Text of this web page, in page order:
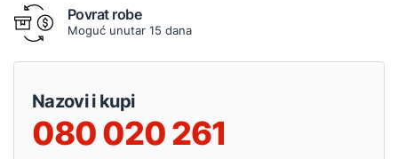
Povrat robe
Moguć unutar 15 dana
Nazovi i kupi
080 020 261